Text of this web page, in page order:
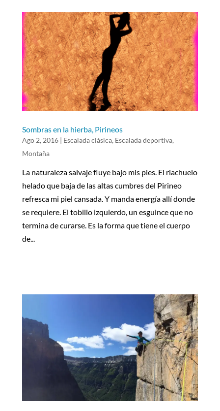
Sombras en la hierba, Pirineos
Ago 2, 2016| Escalada clásica, Escalada deportiva,
Montaña
La naturaleza salvaje fluye bajo mis pies. El riachuelo
helado que baja de las altas cumbres del Pirineo
refresca mi piel cansada. Y manda energía allí donde
se requiere. El tobillo izquierdo, un esguince que no
termina de curarse. Es la forma que tiene el cuerpo
de...